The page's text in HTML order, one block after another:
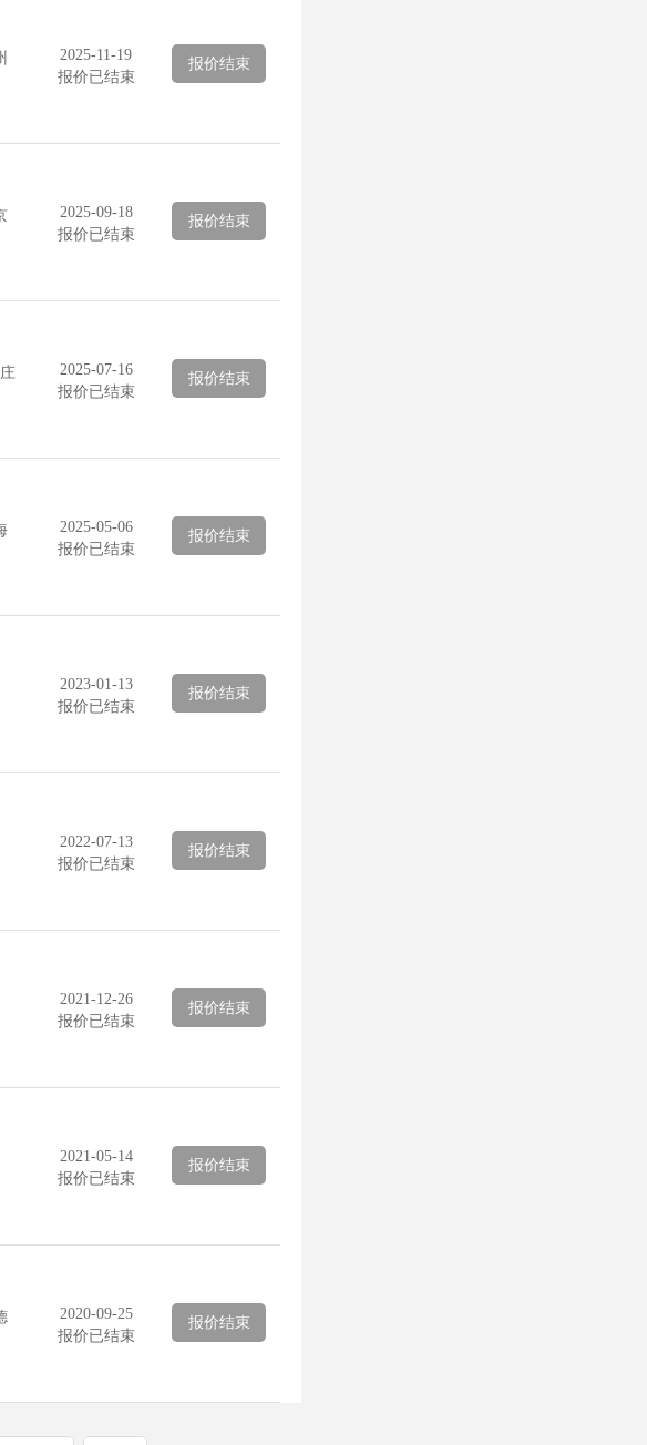
2025-11-19
报价已结束
报价结束
2025-09-18
报价已结束
报价结束
2025-07-16
报价已结束
报价结束
2025-05-06
报价已结束
报价结束
2023-01-13
报价已结束
报价结束
2022-07-13
报价已结束
报价结束
2021-12-26
报价已结束
报价结束
2021-05-14
报价已结束
报价结束
2020-09-25
报价已结束
报价结束